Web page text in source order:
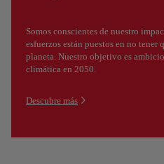
Somos conscientes de nuestro
esfuerzos están puestos en no
planeta. Nuestro objetivo es
climática en 2050.
Descubre más